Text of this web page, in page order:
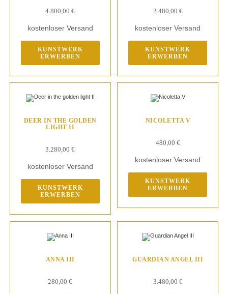
4.800,00€
kostenloser Versand
KUNSTWERK
ERWERBEN
2.480,00 €
kostenloser Versand
KUNSTWERK
ERWERBEN
DEER IN THE GOLDEN
LIGHT II
3.280,00€
kostenloser Versand
KUNSTWERK
ERWERBEN
NICOLETTA V
480,00 €
kostenloser Versand
KUNSTWERK
ERWERBEN
ANNA III
280,00€
GUARDIAN ANGEL III
3.480,00 €